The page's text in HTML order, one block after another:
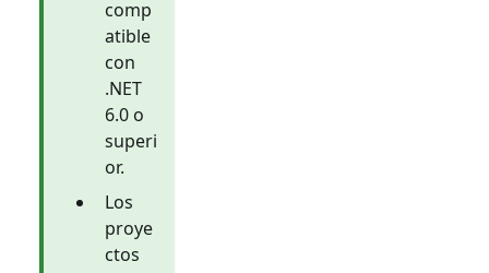
comp
atible
con
.NET
6.0 o
superi
or.
Los
proye
ctos